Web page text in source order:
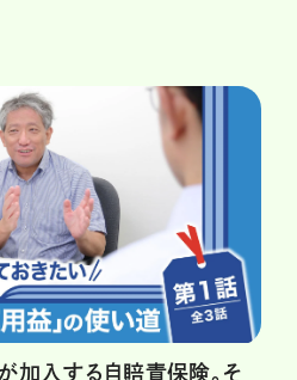
加入する自賠責保険。そ